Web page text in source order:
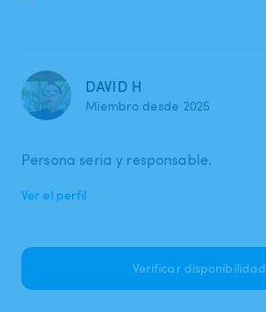
DAVID H
Miembro desde 2025
Persona seria y responsable.
Ver el perfil
Verificar disponibilidad